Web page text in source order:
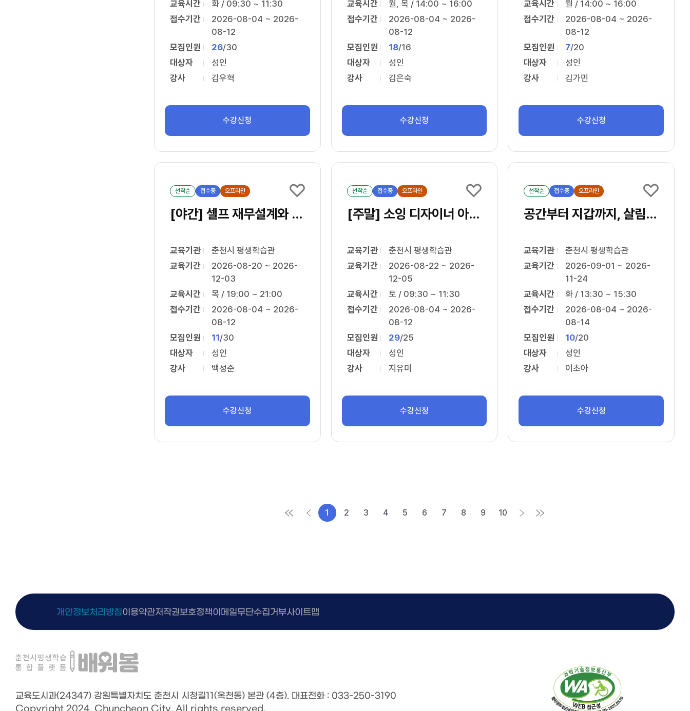
교육시간
화 / 09:30 ~ 11:30
접수기간
2026-08-04 ~ 2026-
08-12
모집인원
26/30
대상자
성인
강사
김우혁
수강신청
교육시간
월, 목 / 14:00 ~ 16:00
접수기간
2026-08-04 ~ 2026-
08-12
모집인원
18/16
대상자
성인
강사
김은숙
수강신청
교육시간
월 / 14:00 ~ 16:00
접수기간
2026-08-04 ~ 2026-
08-12
모집인원
7/20
대상자
성인
강사
김가민
수강신청
선착순 접수중 오프라인
[야간] 셀프 재무설계와 노후준비
교육기관
춘천시 평생학습관
교육기간
2026-08-20 ~ 2026-
12-03
교육시간
목 / 19:00 ~ 21:00
접수기간
2026-08-04 ~ 2026-
08-12
모집인원
11/30
대상자
성인
강사
백성준
수강신청
선착순 접수중 오프라인
[주말] 소잉 디자이너 아카데미 3급
교육기관
춘천시 평생학습관
교육기간
2026-08-22 ~ 2026-
12-05
교육시간
토 / 09:30 ~ 11:30
접수기간
2026-08-04 ~ 2026-
08-12
모집인원
29/25
대상자
성인
강사
지유미
수강신청
선착순 접수중 오프라인
공간부터 지갑까지, 살림정리학교
교육기관
춘천시 평생학습관
교육기간
2026-09-01 ~ 2026-
11-24
교육시간
화 / 13:30 ~ 15:30
접수기간
2026-08-04 ~ 2026-
08-14
모집인원
10/20
대상자
성인
강사
이초아
수강신청
1 2 3 4 5 6 7 8 9 10
개인정보처리방침이용약관저작권보호정책이메일무단수집거부사이트맵
교육도시과(24347) 강원특별자치도 춘천시 시청길11(옥천동) 본관 (4층). 대표전화 : 033-250-3190